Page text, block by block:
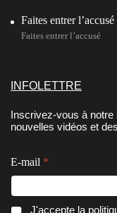
Faites entrer
Faites entrer l’accusé
INFOLETTRE
Inscrivez-vous à notre
nouvelles vidéos et
E-mail *
C
C J'accepte la